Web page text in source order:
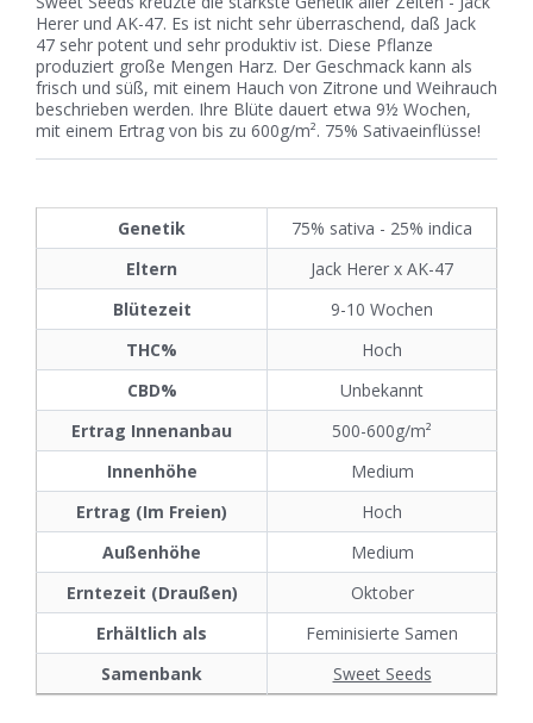
Herer und AK-47. Es ist nicht sehr überraschend, daß Jack
47 sehr potent und sehr produktiv ist. Diese Pflanze
produziert große Mengen Harz. Der Geschmack kann als
frisch und süß, mit einem Hauch von Zitrone und Weihrauch
beschrieben werden. Ihre Blüte dauert etwa 9½ Wochen,
mit einem Ertrag von bis zu 600g/m². 75% Sativaeinflüsse!
Genetik
75% sativa - 25% indica
Eltern
Jack Herer x AK-47
Blütezeit
9-10 Wochen
THC%
Hoch
CBD%
Unbekannt
Ertrag Innenanbau
500-600g/m²
Innenhöhe
Medium
Ertrag (Im Freien)
Hoch
Außenhöhe
Medium
Erntezeit (Draußen)
Oktober
Erhältlich als
Feminisierte Samen
Samenbank
Sweet Seeds